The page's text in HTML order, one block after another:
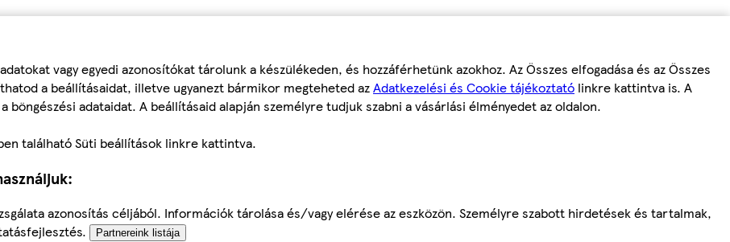
vagy egyedi azonosítókat tárolunk a készülékeden, és hozzáférhetünk azokhoz. Az Összes elfogadása és az Összes
a beállításaidat, illetve ugyanezt bármikor megteheted azAdatkezelési és Cookie tájékoztató linkre kattintva is. A
adataidat. A beállításaid alapján személyre tudjuk szabni a vásárlási élményedet az oldalon.
található Süti beállítások linkre kattintva.
azonosítás céljából. Információk tárolása és/vagy elérése az eszközön. Személyre szabott hirdetések és tartalmak,
Partnereink listája